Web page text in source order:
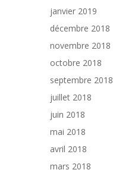
janvier 2019
décembre 2018
novembre 2018
octobre 2018
septembre 2018
juillet 2018
juin 2018
mai 2018
avril 2018
mars 2018